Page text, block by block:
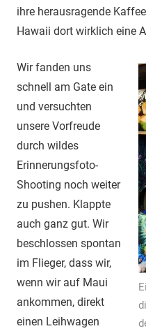
ihre herausragende
Hawaii dort wirklich eine
Wir fanden uns
schnell am Gate ein
und versuchten
unsere Vorfreude
durch wildes
Erinnerungsfoto-
Shooting noch weiter
zu pushen. Klappte
auch ganz gut. Wir
beschlossen spontan
im Flieger, dass wir,
wenn wir auf Maui
ankommen, direkt
einen Leihwagen